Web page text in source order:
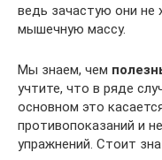
ведь зачастую они
мышечную массу.
Мы знаем, чем
учтите, что в ряде
основном это
противопоказаний и
упражнений. Стоит